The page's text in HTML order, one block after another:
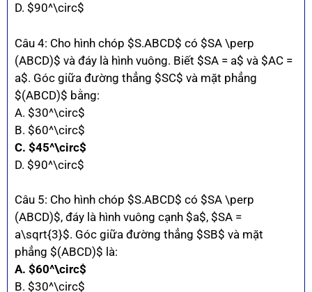
D. $90^\circ$
Câu 4: Cho hình chóp $S.ABCD$ có $SA \perp
(ABCD)$ và đáy là hình vuông. Biết $SA = a$ và $AC =
a$. Góc giữa đường thẳng $SC$ và mặt phẳng
$(ABCD)$ bằng:
A. $30^\circ$
B. $60^\circ$
C. $45^\circ$
D. $90^\circ$
Câu 5: Cho hình chóp $S.ABCD$ có $SA \perp
(ABCD)$, đáy là hình vuông cạnh $a$, $SA =
a\sqrt{3}$. Góc giữa đường thẳng $SB$ và mặt
phẳng $(ABCD)$ là:
A. $60^\circ$
B. $30^\circ$